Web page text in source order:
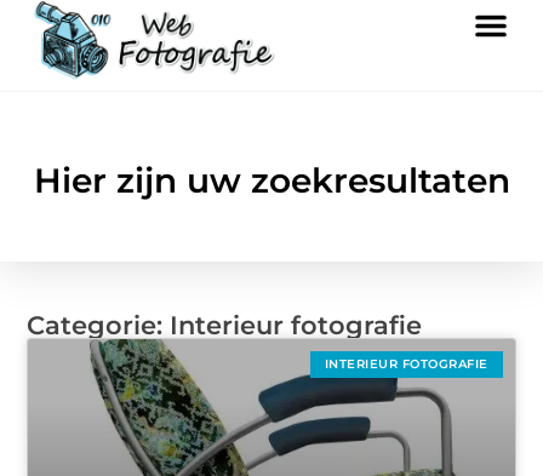
Hier zijn uw zoekresultaten
Categorie: Interieur fotografie
INTERIEUR FOTOGRAFIE